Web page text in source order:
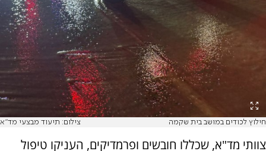
חילוץ לכודים במושב בית שקמה צילום: תיעוד מבצעי מד"א
צוותי מד"א, שכללו חובשים ופרמדיקים, העניקו טיפול